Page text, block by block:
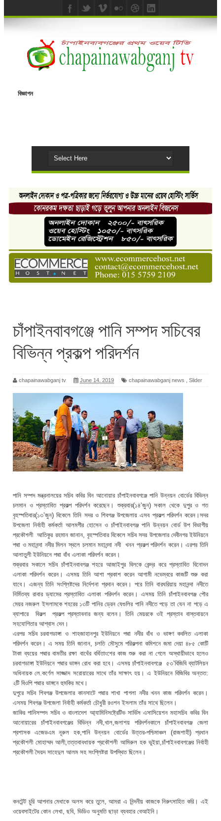
বিজ্ঞাপন
চাঁপাইনবাবগঞ্জে পানি সম্পদ সচিবের
বিভিন্ন প্রকল্প পরিদর্শন
chapainawabganj tv June 14, 2019 chapainawabganj news Slider
পানি সম্পদ মন্ত্রনালয়ের সচিব কবির বিন আনোয়ার চাঁপাইনবাবগঞ্জে পানি উন্নয়ন বোর্ডের বিভিন্ন
চলমান ও প্রস্তাবিত প্রকল্প পরিদর্শন করেছেন। শুক্রবার(১৪’জুন) সকাল থেকে দুপুর ও গত
বৃহস্পতিবার(১৩’জুন) বিকেলে তিনি সদর ও শিবগঞ্জ উপজেলায় এসব প্রকল্প পরিদর্শন করেন।সদর
উপজেলা নির্বাহী কর্মকর্তা আলমগীর হোসেন ও চাঁপাইনবাবগঞ্জ পানি উন্নয়ন বোর্ড উপ বিভাগীয়
প্রকৌশলী আতিকুর রহমান জানান, বৃহস্পতিবার বিকেলে সচিব সদর উপজেলার দেবীনগর ইউনিয়নে
পদ্মা ও মহানন্দা নদীর মিলন স্থলে চলমান মহানন্দা নদী খনন প্রকল্প পরিদর্শন করেন। এরপর তিনি
আলাতুলী ইউনিয়নে পদ্মা বাঁধ এলাকা পরিদর্শন করেন।
শুক্রবার সকালে সচিব চাঁপাইনবাবগঞ্জ শহরে আজাইপুর বিলকে কেন্দ্র করে প্রস্তাবিত বিনোদন
এলাকা পরিদর্শন করেন। এসময় তিনি আশা প্রকাশ করেন আগামী নভেম্বরে কাজটি শুরু করা
যাবে। এজন্য তিনি সংশ্লিষ্টদের নির্দেশনা প্রদান করেন। পরে তিনি বারঘরিয়ায় মহানন্দা নদীতে
নির্মিতব্য রাবার ড্যামের প্রস্তাবিত এলাকা পরিদর্শন করেন। এসময় তিনি চাঁপাইনবাবগঞ্জ পৌর
মেয়র নজরুল ইসলামকে শহরের ১৩টি পানির ড্রেন যেগুলির পানি নদীতে পড়ে তা যেন না পড়ে এ
ব্যাপারে বিকল্প প্রকল্প প্রস্তাবনার জন্য বলেন। তিনি মেয়রকে ওই প্রস্তাব বাস্তবায়নে
সহযোগিতার আশ্বাস দেন।
এরপর সচিব চরবাগডাঙ্গা ও শাহজাহানপুর ইউনিয়নে পদ্মা নদীর বাঁধ ও ভাঙ্গণ কবলিত এলাকা
পরিদর্শন করেন। এ সময় তিনি জানান, চলতি মৌসুমে পরিকল্পনা কমিশনে জমা দেয়া ৪৮৫ কোটি
টাকা ব্যয়ের পদ্মার বামতীর রক্ষা বাধেঁর বর্ধিতাংশের কাজ শুরু করা না গেলে অস্থায়ীভাবে হলেও
চরবাগডাঙ্গা ইউনিয়নে পদ্মার ভাঙ্গন রোধ করা হবে। এসময় চাঁপাইনবাবগঞ্জে ৫৩’বিজিবি ব্যাটলিয়ন
অধিনায়ক লে.কর্ণেল সাজ্জাদ সরোয়ারের সাথে তাঁর সাক্ষাৎ হয়। এ ইউনিয়নে বিজিবির অন্তত:
২টি বিওপি পদ্মার ভাঙ্গনে হুমকির মখে।
দুপুরে সচিব শিবগঞ্জ উপজেলার কানসাটে পদ্মার শাখা পাগলা নদীর খনন কাজ পরিদর্শন করেন।
এসময় শিবগঞ্জ উপজেলা নির্বাহী কর্মকর্তা চৌধুরী রওশন ইসলাম তাঁর সাথে ছিলেন।
জাকির পানিসম্পদ সচিব ও বাংলাদেশ আ্যামিনিসষ্ট্রেটিভ সার্ভিস এসাসিয়েশন মহাসচিব কবির বিন
আনোয়ারের চাঁপাইনবাবগঞ্জের বিভিন্ন নদী,খাল,জলাশয় পরিদর্শনকালে চাঁপাইনবাবগঞ্জ জেলা
প্রশাসক এজেডএম নূরুল হক,পানি উন্নয়ন বোর্ডের উত্তর-পশ্চিমাঞ্চল (রাজশাহী) প্রধান
প্রকৌশলী মোহাম্মদ আলী,তত্তবাবধায়ক প্রকৌশলী আমিরুল হক ভুইয়া,চাঁপাইনবাবগঞ্জের নির্বাহী
প্রকৌশলী সৈয়দ সাহেদুল আলম সহ সংশ্লিষ্টরা উপস্থিত ছিলেন।
কনটেন্ট চুরি আপনার মেধাকে অলস করে তুলে, আমরা এ নিন্দনীয় কাজকে নিরুৎসাহিত করি। এই
ওয়েবসাইটের কোন লেখা, ছবি, ভিডিও অনুমতি ছাড়া ব্যবহার বেআইনি।